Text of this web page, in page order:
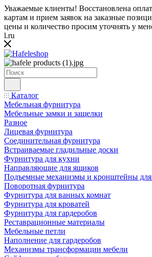
Уважаемые клиенты! Восстановлена
картам и прием заявок на заказные
цены и количество просим уточнять у
l.ru
Каталог
Мебельная фурнитура
Мебельные замки и защелки
Разное
Лицевая фурнитура
Соединительная фурнитура
Встраиваемые гладильные доски
Фурнитура для кухни
Направляющие для ящиков
Подъемные механизмы и кронштейны для
Поворотная фурнитура
Фурнитура для ванных комнат
Фурнитура для кроватей
Фурнитура для гардеробов
Реставрационные материалы
Мебельные петли
Наполнение для гардеробов
Механизмы трансформации мебели